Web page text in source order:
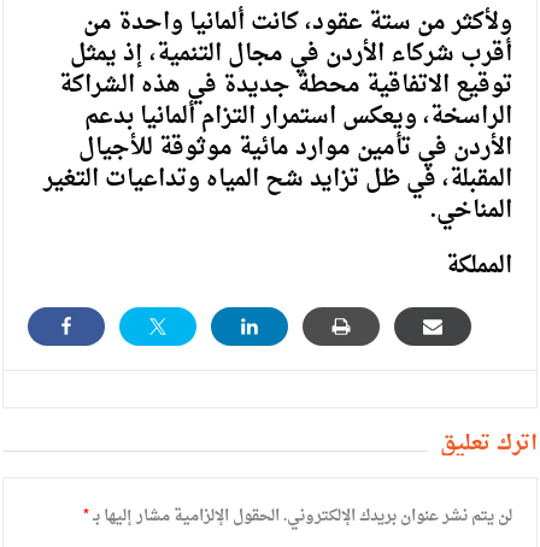
ولأكثر من ستة عقود، كانت ألمانيا واحدة من
أقرب شركاء الأردن في مجال التنمية، إذ يمثل
توقيع الاتفاقية محطة جديدة في هذه الشراكة
الراسخة، ويعكس استمرار التزام ألمانيا بدعم
الأردن في تأمين موارد مائية موثوقة للأجيال
المقبلة، في ظل تزايد شح المياه وتداعيات التغير
المناخي.
المملكة
أترك تعليق
لن يتم نشر عنوان بريدك الإلكتروني.الحقول الإلزامية مشار إليها بـ*